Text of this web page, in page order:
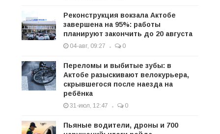
Реконструкция вокзала Актобе
завершена на 95%: работы
планируют закончить до 20 августа
04-авг, 09:27 0
Переломы и выбитые зубы: в
Актобе разыскивают велокурьера,
скрывшегося после наезда на
ребёнка
31-июл, 12:47 0
Пьяные водители, дроны и 700